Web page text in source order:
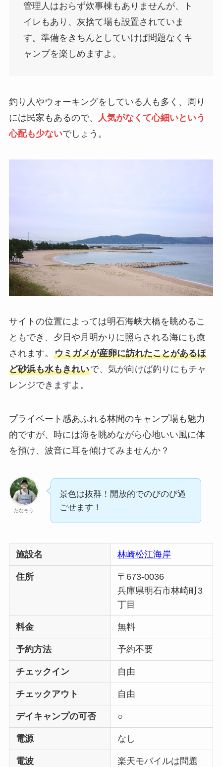
管理人はおらず炊事棟もありませんが、ト
イレもあり、灰捨て場も設置されていま
す。準備をきちんとしていけば問題なくキ
ャンプを楽しめますよ。
釣り人やウォーキングをしている人も多く、周り
には民家もあるので、
人気がなくて心細いという
心配も少ないでしょう。
サイトの位置によっては明石海峡大橋を眺めるこ
ともでき、夕日や月明かりに照らされる海にも癒
されます。 ウミガメが産卵に訪れたことがあるほ
ど砂浜も水もきれいで、気が向けば釣りにもチャ
レンジできますよ。
プライベート感あふれる林間のキャンプ場も魅力
的ですが、時には海を眺めながら心地いい風に体
を預け、波音に耳を傾けてみませんか？
たなそう
景色は抜群！開放的でのびのび過
ごせます！
施設名 林崎松江海岸
住所
〒673-0036
兵庫県明石市林崎町3
丁目
料金 無料
予約方法 予約不要
チェックイン 自由
チェックアウト 自由
デイキャンプの可否 ○
電源 なし
電波
楽天モバイルは問題